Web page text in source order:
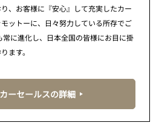
、お客様に『安心』して充実したカー
ットーに、日々努力している所存でご
に進化し、日本全国の皆様にお目に掛
ます。
ーセールスの詳細